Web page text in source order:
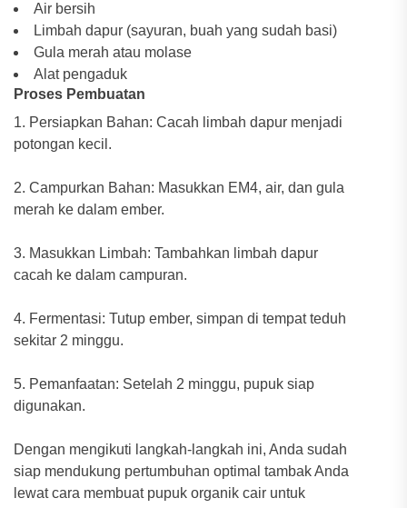
Air bersih
Limbah dapur (sayuran, buah yang sudah basi)
Gula merah atau molase
Alat pengaduk
Proses Pembuatan
1. Persiapkan Bahan: Cacah limbah dapur menjadi
potongan kecil.
2. Campurkan Bahan: Masukkan EM4, air, dan gula
merah ke dalam ember.
3. Masukkan Limbah: Tambahkan limbah dapur
cacah ke dalam campuran.
4. Fermentasi: Tutup ember, simpan di tempat teduh
sekitar 2 minggu.
5. Pemanfaatan: Setelah 2 minggu, pupuk siap
digunakan.
Dengan mengikuti langkah-langkah ini, Anda sudah
siap mendukung pertumbuhan optimal tambak Anda
lewat cara membuat pupuk organik cair untuk